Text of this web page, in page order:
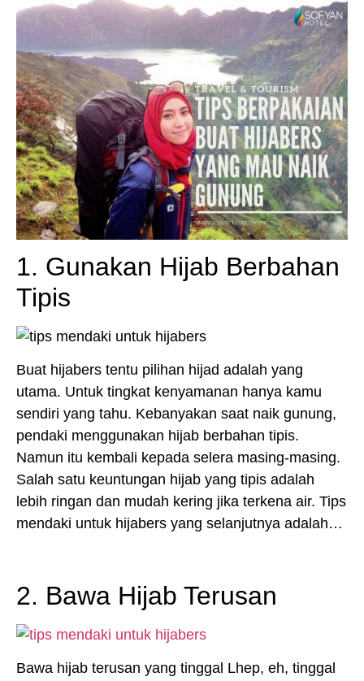
1. Gunakan Hijab Berbahan
Tipis
Buat hijabers tentu pilihan hijad adalah yang
utama. Untuk tingkat kenyamanan hanya kamu
sendiri yang tahu. Kebanyakan saat naik gunung,
pendaki menggunakan hijab berbahan tipis.
Namun itu kembali kepada selera masing-masing.
Salah satu keuntungan hijab yang tipis adalah
lebih ringan dan mudah kering jika terkena air. Tips
mendaki untuk hijabers yang selanjutnya adalah…
2. Bawa Hijab Terusan
Bawa hijab terusan yang tinggal Lhep, eh, tinggal